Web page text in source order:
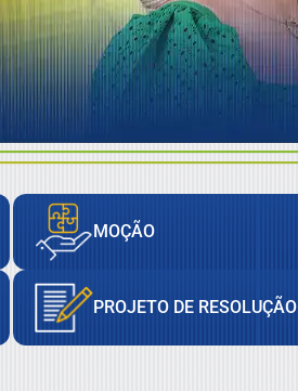
MOÇÃO
PROJETO DE RESOLUÇÃO